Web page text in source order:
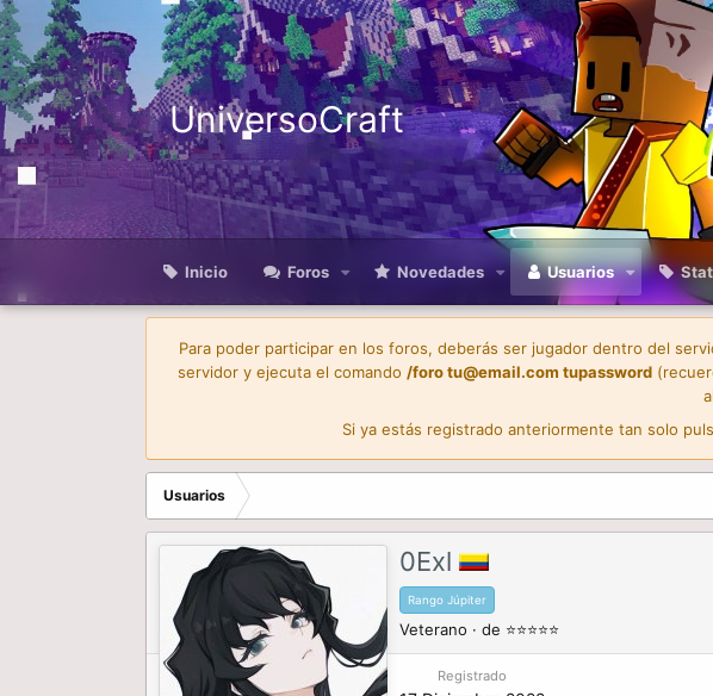
UniversoCraft
Inicio Foros Novedades Usuarios
Para poder participar en los foros, deberás ser jugador dentro del
servidor y ejecuta el comando /forotu@email.com tupassword
Si ya estás registrado anteriormente tan solo
Usuarios
0Exl
Rango Júpiter
Veterano · de ⭐⭐⭐⭐⭐
Registrado